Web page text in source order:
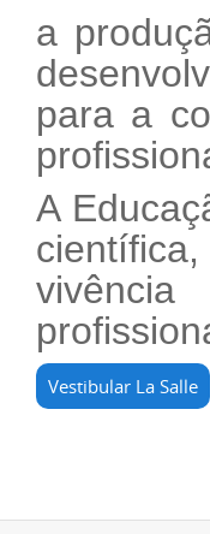
a
para a
A
vivência
Vestibular La Salle